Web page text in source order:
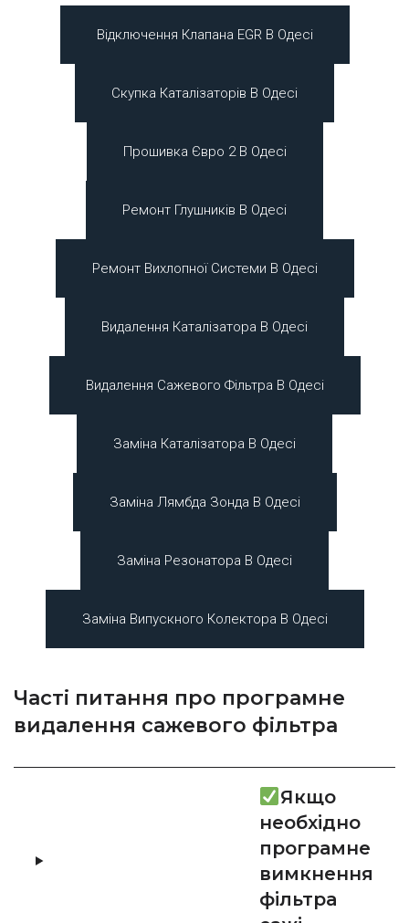
Відключення Клапана EGR В Одесі
Скупка Каталізаторів В Одесі
Прошивка Євро 2 В Одесі
Ремонт Глушників В Одесі
Ремонт Вихлопної Системи В Одесі
Видалення Каталізатора В Одесі
Видалення Сажевого Фільтра В Одесі
Заміна Каталізатора В Одесі
Заміна Лямбда Зонда В Одесі
Заміна Резонатора В Одесі
Заміна Випускного Колектора В Одесі
Часті питання про програмне
видалення сажевого фільтра
Якщо
необхідно
програмне
вимкнення
фільтра